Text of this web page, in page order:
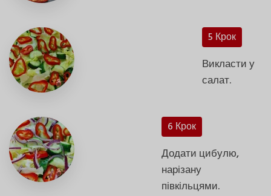
5 Крок
Викласти у
салат.
6 Крок
Додати цибулю,
нарізану
півкільцями.